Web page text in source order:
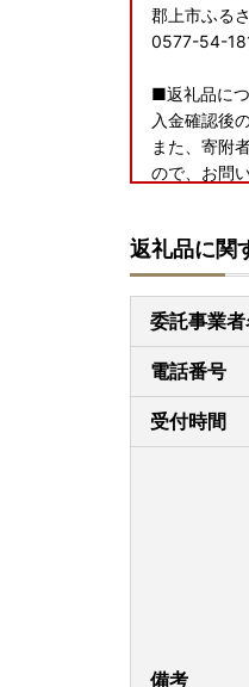
郡上市ふる
0577-54-
■返礼品に
入金確認後
また、寄附
ので、お問
返礼品に関
委託事業者
電話番号
受付時間
備考